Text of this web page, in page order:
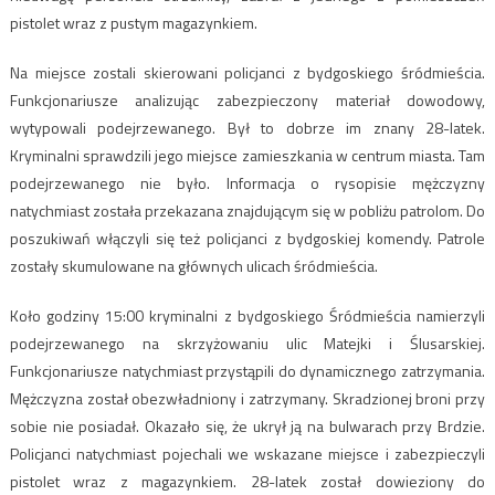
pistolet wraz z pustym magazynkiem.
Na miejsce zostali skierowani policjanci z bydgoskiego śródmieścia.
Funkcjonariusze analizując zabezpieczony materiał dowodowy,
wytypowali podejrzewanego. Był to dobrze im znany 28-latek.
Kryminalni sprawdzili jego miejsce zamieszkania w centrum miasta. Tam
podejrzewanego nie było. Informacja o rysopisie mężczyzny
natychmiast została przekazana znajdującym się w pobliżu patrolom. Do
poszukiwań włączyli się też policjanci z bydgoskiej komendy. Patrole
zostały skumulowane na głównych ulicach śródmieścia.
Koło godziny 15:00 kryminalni z bydgoskiego Śródmieścia namierzyli
podejrzewanego na skrzyżowaniu ulic Matejki i Ślusarskiej.
Funkcjonariusze natychmiast przystąpili do dynamicznego zatrzymania.
Mężczyzna został obezwładniony i zatrzymany. Skradzionej broni przy
sobie nie posiadał. Okazało się, że ukrył ją na bulwarach przy Brdzie.
Policjanci natychmiast pojechali we wskazane miejsce i zabezpieczyli
pistolet wraz z magazynkiem. 28-latek został dowieziony do